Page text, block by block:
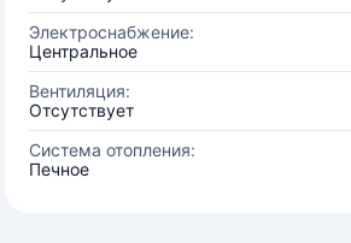
Электроснабжение:
Центральное
Вентиляция:
Отсутствует
Система отопления:
Печное